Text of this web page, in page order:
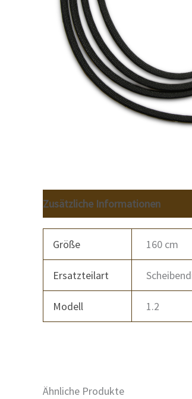
Zusätzliche Informationen
Größe 160 cm
Ersatzteilart
Modell 1.2
Ähnliche Produkte